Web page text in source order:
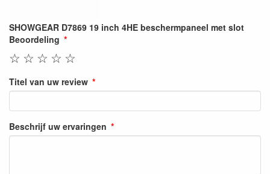
SHOWGEAR D7869 19 inch 4HE beschermpaneel met slot
Beoordeling
☆
☆
☆
☆
☆
Titel van uw review
Beschrijf uw ervaringen